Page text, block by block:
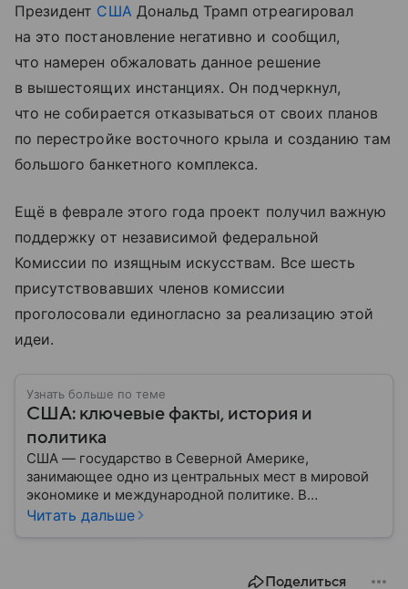
Президент США Дональд Трамп отреагировал
на это постановление негативно и сообщил,
что намерен обжаловать данное решение
в вышестоящих инстанциях. Он подчеркнул,
что не собирается отказываться от своих планов
по перестройке восточного крыла и созданию там
большого банкетного комплекса.
Ещё в феврале этого года проект получил важную
поддержку от независимой федеральной
Комиссии по изящным искусствам. Все шесть
присутствовавших членов комиссии
проголосовали единогласно за реализацию этой
идеи.
Узнать больше по теме
США: ключевые факты, история и
политика
США — государство в Северной Америке,
занимающее одно из центральных мест в мировой
экономике и международной политике. В
материале — основные сведения об этой стране.
Читать дальше
Поделиться